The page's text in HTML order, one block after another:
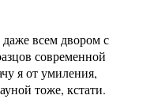
всем двором с
современной
я от умиления,
тоже, кстати.